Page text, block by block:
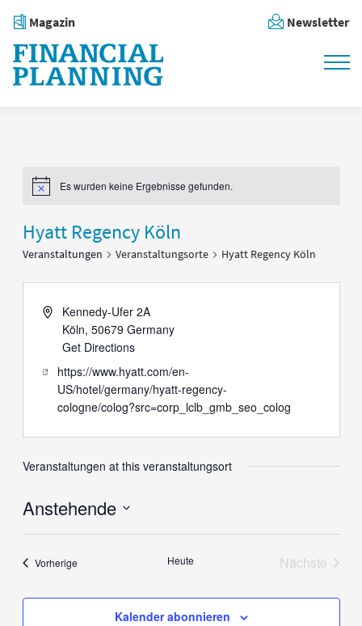
Magazin Newsletter
Notice Es wurden keine Ergebnisse gefunden.
Hyatt Regency Köln
Veranstaltungen Veranstaltungsorte Hyatt Regency Köln
AddressKennedy-Ufer 2A
Köln, 50679 Germany
Get Directions
Website
https://www.hyatt.com/en-
US/hotel/germany/hyatt-regency-
cologne/colog?src=corp_lclb_gmb_seo_colog
Veranstaltungen at this veranstaltungsort
Anstehende
Datum
VorherigeVeranstaltungen Heute
Nächste
Kalender abonnieren